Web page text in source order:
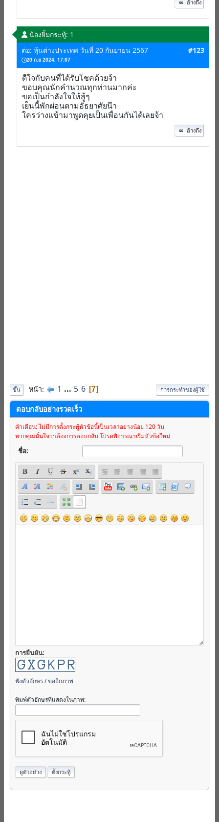
อ้างถึง
น้องยิ้มกระทู้: 1
ต่อ: หุ้นต่างประเทศ วันที่ 20 กันยายน 2567
20 ก.ย 2024, 17:07
#123
ดีใจกับคนที่ได้รับโชคด้วยจ้า
ขอบคุณนักคำนวณทุกท่านมากค่ะ
ขอเป็นกำลังใจให้สู้ๆ
เย็นนี้พักผ่อนตามอัธยาศัยน๊า
ใครว่างเเข้ามาพูดคุยเป็นเพื่อนกันได้เลยจ้า
อ้างถึง
ขึ้น หน้า 1 ... 5 6 7 การกระทำของผู้ใช้
ตอบกลับอย่างรวดเร็ว
คำเตือน: ไม่มีการตั้งกระทู้หัวข้อนี้เป็นเวลาอย่างน้อย 120 วัน
หากคุณมั่นใจว่าต้องการตอบกลับ โปรดพิจารณาเริ่มหัวข้อใหม่
ชื่อ:
การยืนยัน:
ฟังตัวอักษร/ขออีกภาพ
พิมพ์ตัวอักษรที่แสดงในภาพ: